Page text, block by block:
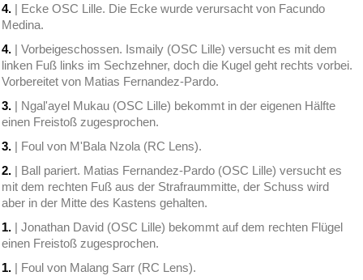
4. | Ecke OSC Lille. Die Ecke wurde verursacht von Facundo
Medina.
4. | Vorbeigeschossen. Ismaily (OSC Lille) versucht es mit dem
linken Fuß links im Sechzehner, doch die Kugel geht rechts vorbei.
Vorbereitet von Matias Fernandez-Pardo.
3. | Ngal'ayel Mukau (OSC Lille) bekommt in der eigenen Hälfte
einen Freistoß zugesprochen.
3. | Foul von M'Bala Nzola (RC Lens).
2. | Ball pariert. Matias Fernandez-Pardo (OSC Lille) versucht es
mit dem rechten Fuß aus der Strafraummitte, der Schuss wird
aber in der Mitte des Kastens gehalten.
1. | Jonathan David (OSC Lille) bekommt auf dem rechten Flügel
einen Freistoß zugesprochen.
1. | Foul von Malang Sarr (RC Lens).